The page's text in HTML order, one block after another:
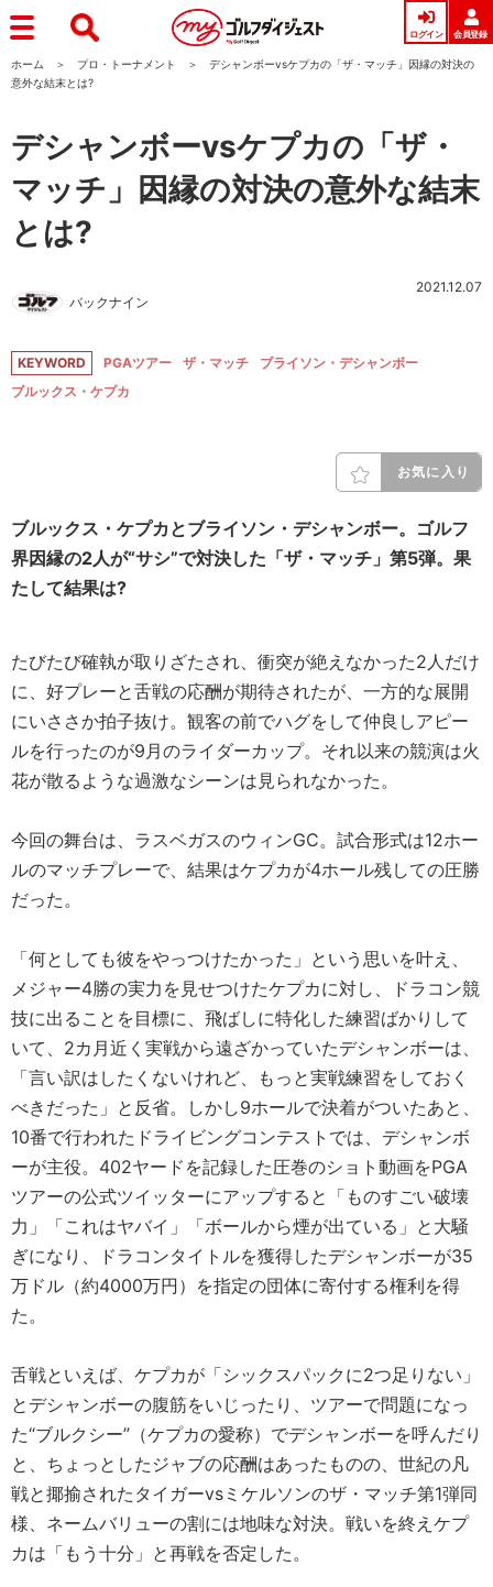
ログイン 会員登録
ホーム プロ・トーナメント
デシャンボーvsケプカの「ザ・マッチ」因縁の対決の
意外な結末とは?
デシャンボーvsケプカの「ザ・
マッチ」因縁の対決の意外な結末
とは?
バックナイン
2021.12.07
KEYWORD PGAツアー ザ・マッチ
ブライソン・デシャンボー
ブルックス・ケプカ
お気に入り
ブルックス・ケプカとブライソン・デシャンボー。ゴルフ
界因縁の2人が“サシ”で対決した「ザ・マッチ」第5弾。果
たして結果は?
たびたび確執が取りざたされ、衝突が絶えなかった2人だけ
に、好プレーと舌戦の応酬が期待されたが、一方的な展開
にいささか拍子抜け。観客の前でハグをして仲良しアピー
ルを行ったのが9月のライダーカップ。それ以来の競演は火
花が散るような過激なシーンは見られなかった。
今回の舞台は、ラスベガスのウィンGC。試合形式は12ホー
ルのマッチプレーで、結果はケプカが4ホール残しての圧勝
だった。
「何としても彼をやっつけたかった」という思いを叶え、
メジャー4勝の実力を見せつけたケプカに対し、ドラコン競
技に出ることを目標に、飛ばしに特化した練習ばかりして
いて、2カ月近く実戦から遠ざかっていたデシャンボーは、
「言い訳はしたくないけれど、もっと実戦練習をしておく
べきだった」と反省。しかし9ホールで決着がついたあと、
10番で行われたドライビングコンテストでは、デシャンボ
ーが主役。402ヤードを記録した圧巻のショト動画をPGA
ツアーの公式ツイッターにアップすると「ものすごい破壊
力」「これはヤバイ」「ボールから煙が出ている」と大騒
ぎになり、ドラコンタイトルを獲得したデシャンボーが35
万ドル（約4000万円）を指定の団体に寄付する権利を得
た。
舌戦といえば、ケプカが「シックスパックに2つ足りない」
とデシャンボーの腹筋をいじったり、ツアーで問題になっ
た“ブルクシー”（ケプカの愛称）でデシャンボーを呼んだり
と、ちょっとしたジャブの応酬はあったものの、世紀の凡
戦と揶揄されたタイガーvsミケルソンのザ・マッチ第1弾同
様、ネームバリューの割には地味な対決。戦いを終えケプ
カは「もう十分」と再戦を否定した。